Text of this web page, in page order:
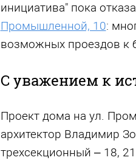
инициатива" пока
Промышленной, 10:
возможных проездов к
С уважением к
Проект дома на ул.
архитектор Владимир
трехсекционный – 18,